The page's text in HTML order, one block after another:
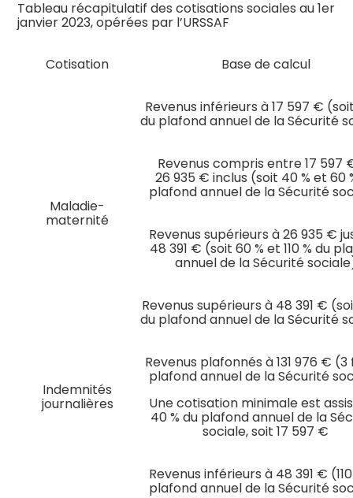
Tableau récapitulatif des cotisations sociales au 1er
janvier 2023, opérées par l’URSSAF
Cotisation Base de calcul
Maladie-
maternité
Revenus inférieurs à 17 597 €
du plafond annuel de la Sécurité
Revenus compris entre 17 597
26 935 € inclus (soit 40 % et 60
plafond annuel de la Sécurité
Revenus supérieurs à 26 935 €
48 391 € (soit 60 % et 110 % du
annuel de la Sécurité
Revenus supérieurs à 48 391 €
du plafond annuel de la Sécurité
Indemnités
journalières
Revenus plafonnés à 131 976 € (3
plafond annuel de la Sécurité
Une cotisation minimale est
40 % du plafond annuel de la
sociale, soit 17 597 €
Revenus inférieurs à 48 391 €
plafond annuel de la Sécurité